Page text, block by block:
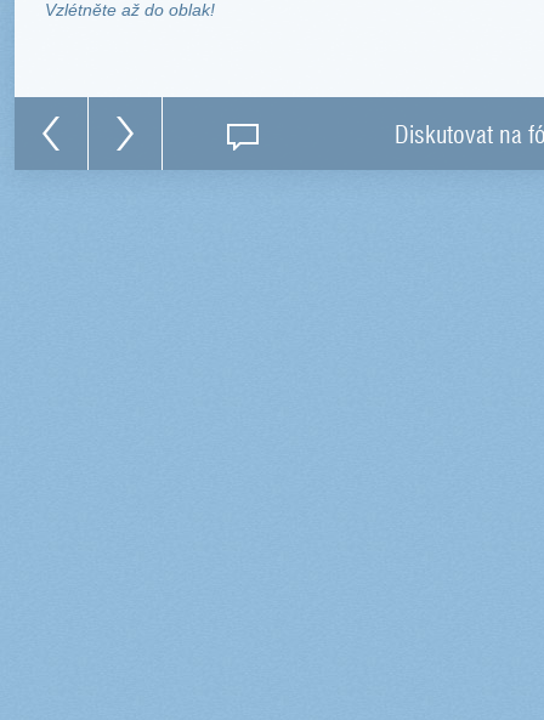
Vzlétněte až do oblak!
Diskutovat na